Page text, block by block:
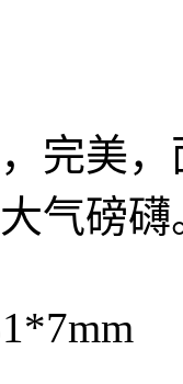
完美
气磅礴